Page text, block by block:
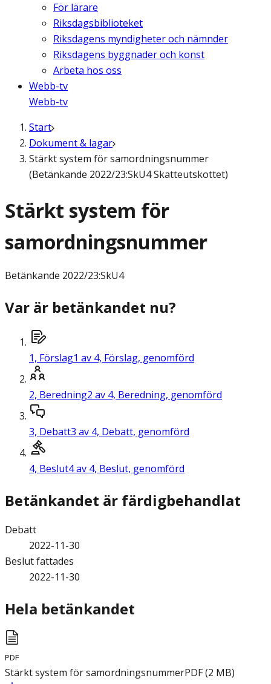
För lärare
Riksdagsbiblioteket
Riksdagens myndigheter och nämnder
Riksdagens byggnader och konst
Arbeta hos oss
Webb-tv
Webb-tv
Start
Dokument & lagar
Stärkt system för samordningsnummer
(Betänkande 2022/23:SkU4 Skatteutskottet)
Stärkt system för
samordningsnummer
Betänkande 2022/23:SkU4
Var är betänkandet nu?
1, Förslag1 av 4, Förslag, genomförd
2, Beredning2 av 4, Beredning, genomförd
3, Debatt3 av 4, Debatt, genomförd
4, Beslut4 av 4, Beslut, genomförd
Betänkandet är färdigbehandlat
Debatt
2022-11-30
Beslut fattades
2022-11-30
Hela betänkandet
PDF
Stärkt system för samordningsnummerPDF(2 MB)